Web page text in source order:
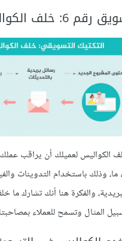
خلف الكواليس
الكواليس لعميلك أن يراقب
وذلك باستخدام التدوينات
والفكرة هنا أنك تشارك
المثال وتسمح للعملاء